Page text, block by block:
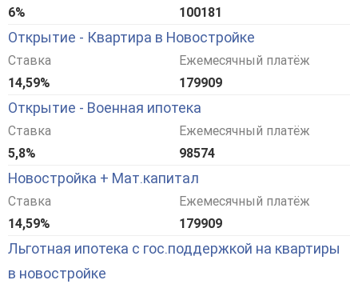
6%
100181
Открытие - Квартира в Новостройке
Ставка
14,59%
Ежемесячный платёж
179909
Открытие - Военная ипотека
Ставка
5,8%
Ежемесячный платёж
98574
Новостройка + Мат.капитал
Ставка
14,59%
Ежемесячный платёж
179909
Льготная ипотека с гос.поддержкой на квартиры
в новостройке